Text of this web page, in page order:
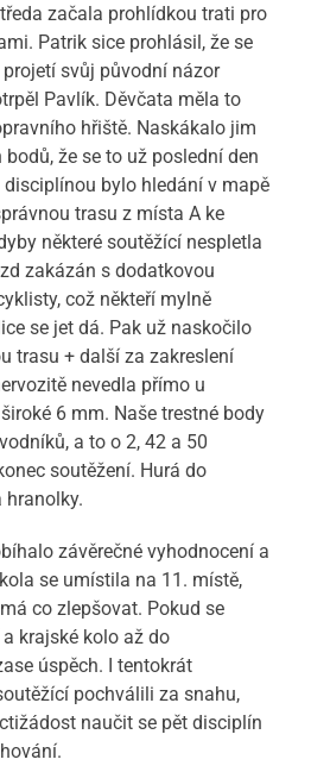
začala prohlídkou trati pro
Patrik sice prohlásil, že se
svůj původní názor
Pavlík. Děvčata měla to
hřiště. Naskákalo jim
že se to už poslední den
bylo hledání v mapě
trasu z místa A ke
některé soutěžící nespletla
zakázán s dodatkovou
což někteří mylně
se jet dá. Pak už naskočilo
trasu + další za zakreslení
nevedla přímo u
6 mm. Naše trestné body
a to o 2, 42 a 50
soutěžení. Hurá do
hranolky.
závěrečné vyhodnocení a
se umístila na 11. místě,
co zlepšovat. Pokud se
krajské kolo až do
úspěch. I tentokrát
pochválili za snahu,
naučit se pět disciplín